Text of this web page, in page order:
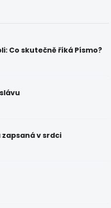
ke Kristu jako Lvovi i